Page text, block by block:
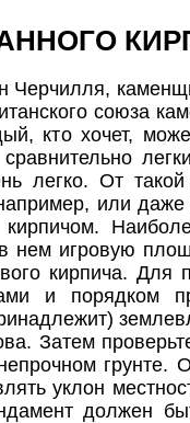
Черчилля,
союза
кто хочет,
легко. От
или даже
нем игровую
кирпича. Для
и порядком
Затем
грунте.
уклон
должен